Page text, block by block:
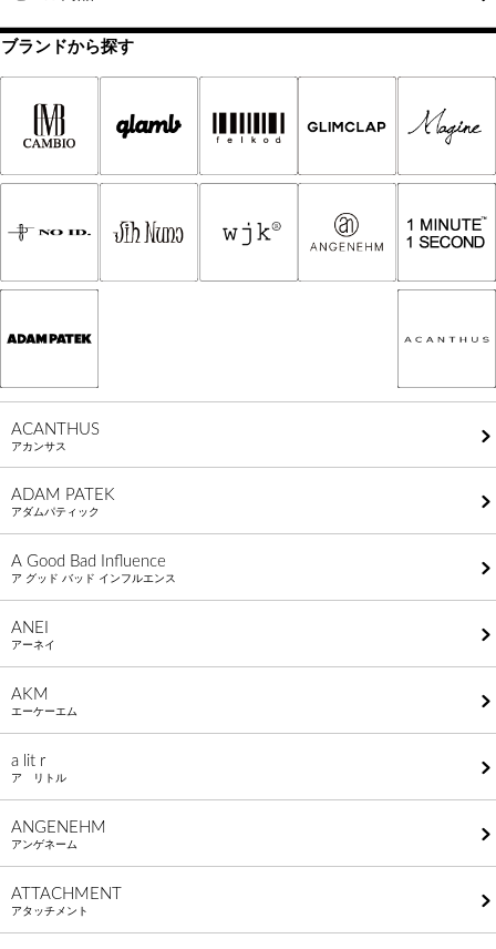
ブランドから探す
ACANTHUS
アカンサス
ADAM PATEK
アダムパティック
A Good Bad Influence
ア グッド バッド インフルエンス
ANEI
アーネイ
AKM
エーケーエム
a lit r
ア リトル
ANGENEHM
アンゲネーム
ATTACHMENT
アタッチメント